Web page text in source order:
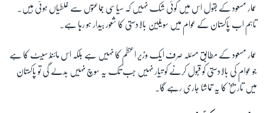
عمار مسعود کے بقول اس میں کوئی شک نہیں کہ سیاسی جماعتوں سے غلطیاں ہوئی ہیں۔
تاہم اب پاکستان کے عوام میں سویلین بالادستی کا شعور بیدار ہو رہا ہے۔
عمار مسعود کے مطابق مسئلہ صرف ایک وزیر اعظم کا نہیں ہے بلکہ اس مائنڈ سیٹ کا ہے
جو عوام کی بالادستی کو قبول کرنے کو تیار نہیں جب تک یہ سوچ نہیں بدلے گی تو پاکستان
میں تاریخ کا یہ تماشا جاری رہے گا۔